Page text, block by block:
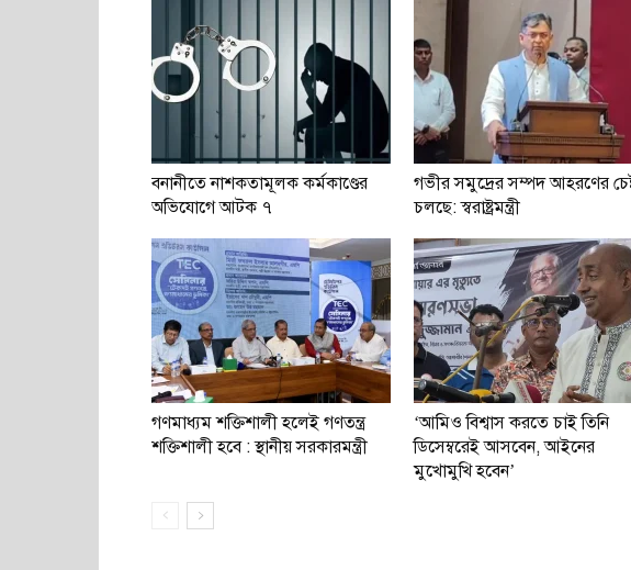
বনানীতে নাশকতামূলক কর্মকাণ্ডের
অভিযোগে আটক ৭
গভীর সমুদ্রের সম্পদ আহরণের
চলছে: স্বরাষ্ট্রমন্ত্রী
গণমাধ্যম শক্তিশালী হলেই গণতন্ত্র
শক্তিশালী হবে : স্থানীয় সরকারমন্ত্রী
‘আমিও বিশ্বাস করতে চাই তিনি
ডিসেম্বরেই আসবেন, আইনের
মুখোমুখি হবেন’